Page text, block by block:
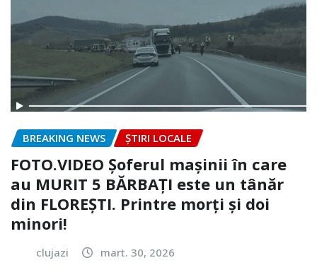
BREAKING NEWS ȘTIRI LOCALE
FOTO.VIDEO Șoferul mașinii în care
au MURIT 5 BĂRBAȚI este un tânăr
din FLOREȘTI. Printre morți și doi
minori!
clujazi mart. 30, 2026